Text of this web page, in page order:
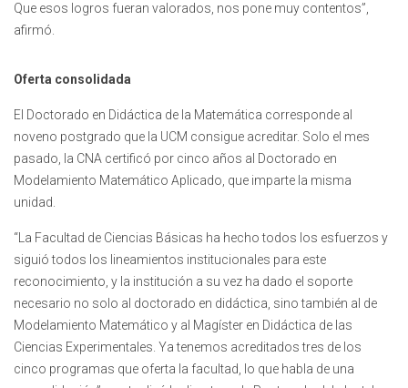
Que esos logros fueran valorados, nos pone muy contentos”,
afirmó.
Oferta consolidada
El Doctorado en Didáctica de la Matemática corresponde al
noveno postgrado que la UCM consigue acreditar. Solo el mes
pasado, la CNA certificó por cinco años al Doctorado en
Modelamiento Matemático Aplicado, que imparte la misma
unidad.
“La Facultad de Ciencias Básicas ha hecho todos los esfuerzos y
siguió todos los lineamientos institucionales para este
reconocimiento, y la institución a su vez ha dado el soporte
necesario no solo al doctorado en didáctica, sino también al de
Modelamiento Matemático y al Magíster en Didáctica de las
Ciencias Experimentales. Ya tenemos acreditados tres de los
cinco programas que oferta la facultad, lo que habla de una